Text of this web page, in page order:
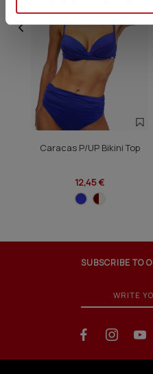
Caracas P/UP Bikini Top
12,45 €
SUBSCRIBE TO